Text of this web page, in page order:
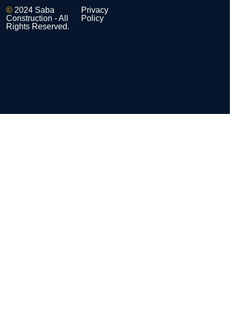
© 2024 Saba
Construction - All
Rights Reserved.
Privacy
Policy